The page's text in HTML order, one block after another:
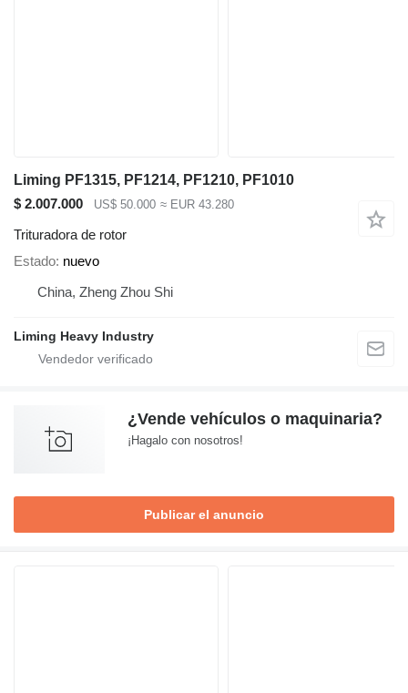
Liming PF1315, PF1214, PF1210, PF1010
$ 2.007.000
US$ 50.000 ≈ EUR 43.280
Trituradora de rotor
Estado nuevo
China, Zheng Zhou Shi
Liming Heavy Industry
¿Vende vehículos o maquinaria?
¡Hagalo con nosotros!
Publicar el anuncio